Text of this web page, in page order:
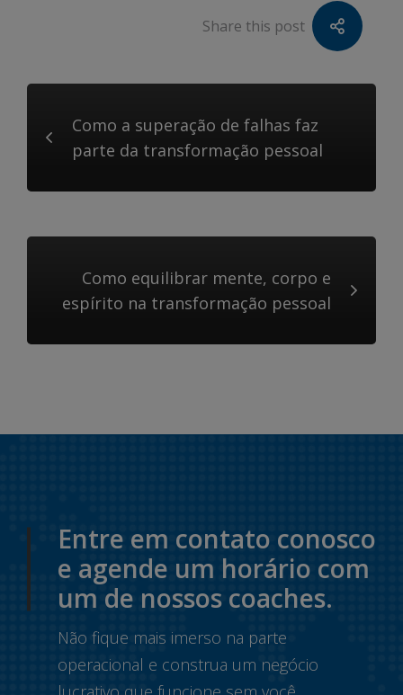
Share this post
Como a superação de falhas faz
parte da transformação pessoal
Como equilibrar mente, corpo e
espírito na transformação pessoal
Entre em contato conosco
e agende um horário com
um de nossos coaches.
Não fique mais imerso na parte
operacional e construa um negócio